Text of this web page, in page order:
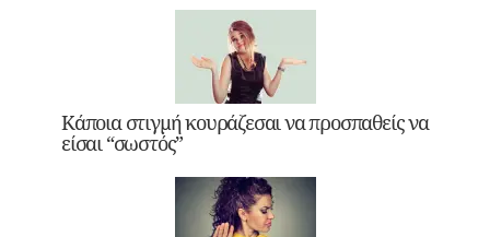
Κάποια στιγμή κουράζεσαι να προσπαθείς να
είσαι “σωστός”